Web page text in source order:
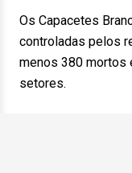
Os Capacetes
controladas pelos
menos 380 mortos
setores.